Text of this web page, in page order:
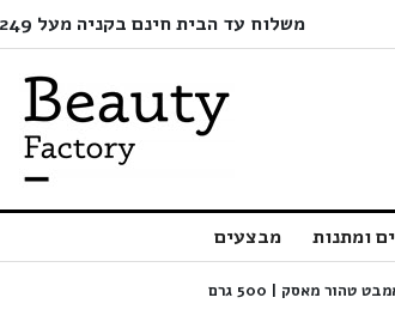
משלוח עד הבית חינם בקניה מעל 249 ₪ תוך 1-5 ימי עסקים בלבד!
ומתנות מבצעים